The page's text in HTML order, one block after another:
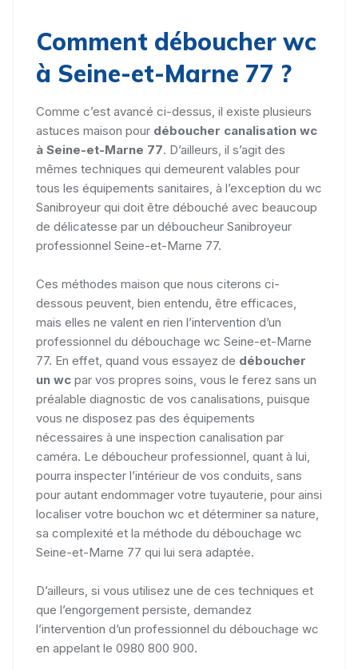
Comment déboucher wc
à Seine-et-Marne 77 ?
Comme c’est avancé ci-dessus, il existe plusieurs
astuces maison pour déboucher canalisation wc
à Seine-et-Marne 77. D’ailleurs, il s’agit des
mêmes techniques qui demeurent valables pour
tous les équipements sanitaires, à l’exception du wc
Sanibroyeur qui doit être débouché avec beaucoup
de délicatesse par un déboucheur Sanibroyeur
professionnel Seine-et-Marne 77.
Ces méthodes maison que nous citerons ci-
dessous peuvent, bien entendu, être efficaces,
mais elles ne valent en rien l’intervention d’un
professionnel du débouchage wc Seine-et-Marne
77. En effet, quand vous essayez de déboucher
un wc par vos propres soins, vous le ferez sans un
préalable diagnostic de vos canalisations, puisque
vous ne disposez pas des équipements
nécessaires à une inspection canalisation par
caméra. Le déboucheur professionnel, quant à lui,
pourra inspecter l’intérieur de vos conduits, sans
pour autant endommager votre tuyauterie, pour ainsi
localiser votre bouchon wc et déterminer sa nature,
sa complexité et la méthode du débouchage wc
Seine-et-Marne 77 qui lui sera adaptée.
D’ailleurs, si vous utilisez une de ces techniques et
que l’engorgement persiste, demandez
l’intervention d’un professionnel du débouchage wc
en appelant le 0980 800 900.